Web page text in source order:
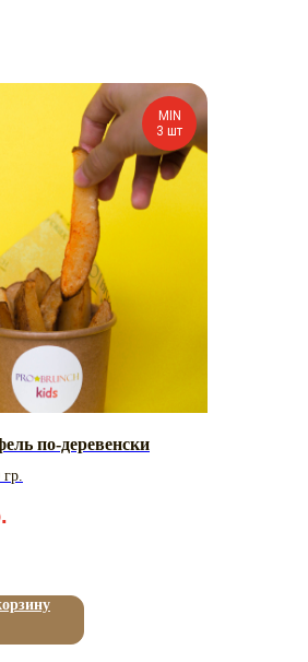
MIN
3 шт
по-деревенски
гр.